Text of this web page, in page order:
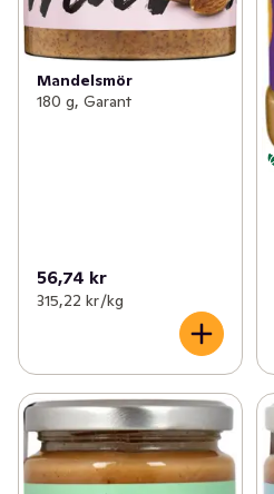
Mandelsmör
180 g, Garant
56,74 kr
315,22 kr /kg